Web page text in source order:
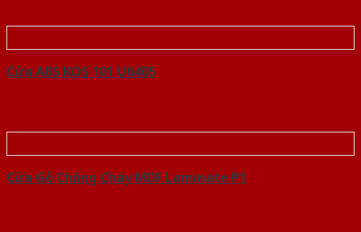
Cửa ABS KOS 101 U6405
Cửa Gỗ Chống Cháy MDF Laminate P1